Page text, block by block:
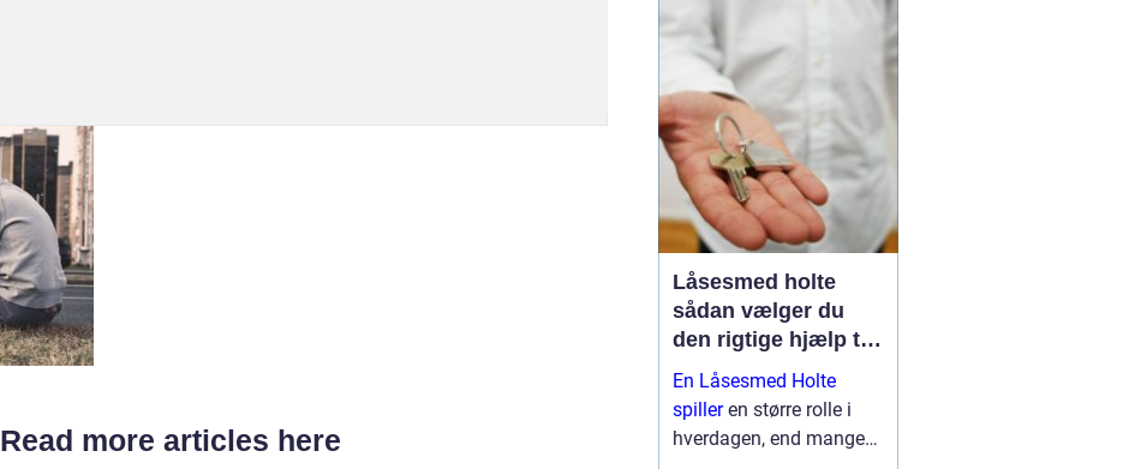
Read more articles here
oplever, at det kan være
svært at få
udendørsarealer til at
fungere i hverdagen. Her
kan06 August 2026
Låsesmed holte
sådan vælger du
den rigtige hjælp til
sikkerhed i
hverdagen
En Låsesmed Holte
spilleren større rolle i
hverdagen, end mange